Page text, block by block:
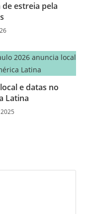
estreia pela
e datas no
Latina